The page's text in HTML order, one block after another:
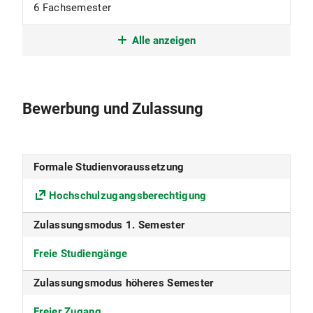
6 Fachsemester
Studienbeginn
Studiensprache
Deutsch
Konsekutiver Master möglich
Ja
Fakultät
Alle anzeigen
Bewerbung und Zulassung
Formale Studienvoraussetzung
Hochschulzugangsberechtigung
Zulassungsmodus 1. Semester
Freie Studiengänge
Zulassungsmodus höheres Semester